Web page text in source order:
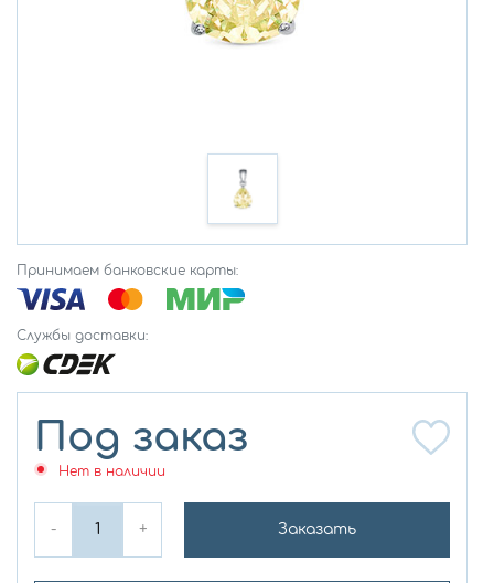
Принимаем банковские карты:
Службы доставки:
Под заказ
Нет в наличии
- + Заказать